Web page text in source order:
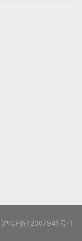
沪ICP备12007941号-1